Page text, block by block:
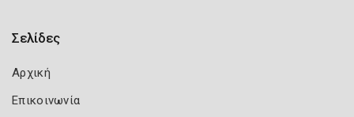
Σελίδες
Αρχική
Επικοινωνία